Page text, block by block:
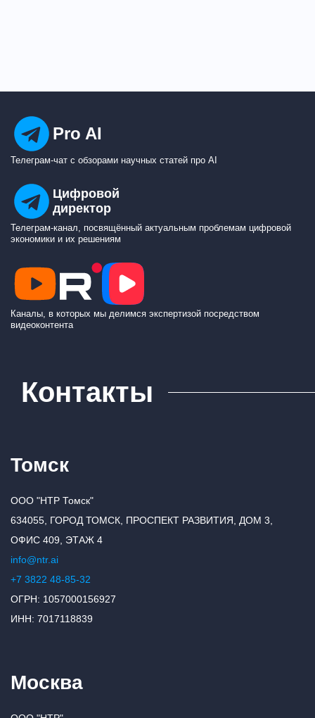
Pro AI
Телеграм-чат с обзорами научных статей про AI
Цифровой
директор
Телеграм-канал, посвящённый актуальным проблемам цифровой
экономики и их решениям
Каналы, в которых мы делимся экспертизой посредством
видеоконтента
Контакты
Томск
ООО "НТР Томск"
634055, ГОРОД ТОМСК, ПРОСПЕКТ РАЗВИТИЯ, ДОМ 3,
ОФИС 409, ЭТАЖ 4
info@ntr.ai
+7 3822 48-85-32
ОГРН: 1057000156927
ИНН: 7017118839
Москва